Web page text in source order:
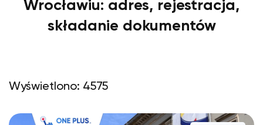
Wrocławiu: adres, rejestracja,
składanie dokumentów
Wyświetlono: 4575